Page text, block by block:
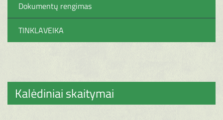
Dokumentų rengimas
TINKLAVEIKA
Kalėdiniai skaitymai